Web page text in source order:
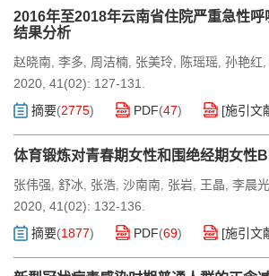
2016年至2018年云南省住院严重急性呼
结果分析
赵晓南, 李多, 周洁楠, 张美玲, 陈瑶瑶, 孙艳红,
2020, 41(02): 127-131.
摘要(2775) PDF(47) [施引文
体育锻炼对青春期女性和围绝经期女性
张伟强, 舒冰, 张浩, 沙南南, 张岩, 王晶, 李晨光
2020, 41(02): 132-136.
摘要(1877) PDF(69) [施引文